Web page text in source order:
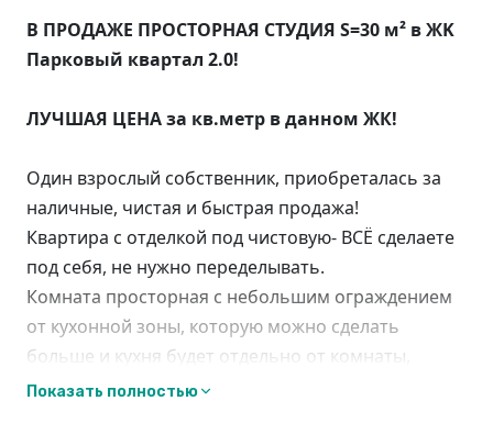
В ПРОДАЖЕ ПРОСТОРНАЯ СТУДИЯ S=30 м² в ЖK
Пapкoвый квартал 2.0!
ЛУЧШАЯ ЦЕНА за кв.метр в данном ЖК!
Один взрослый собственник, приобреталась за
наличные, чистая и быстрая продажа!
Квартира с отделкой под чистовую- ВСЁ сделаете
под себя, не нужно переделывать.
Комната просторная с небольшим ограждением
от кухонной зоны, которую можно сделать
больше и кухня будет отдельно от комнаты,
установить дверь. Площадь и наличие двух окон
Показать полностью